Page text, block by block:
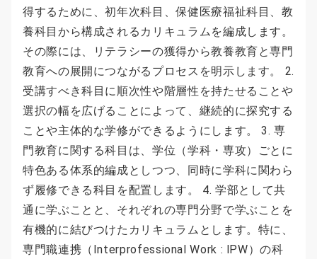
得するために、初年次科目、保健医療福祉科目、教
養科目から構成されるカリキュラムを編成します。
その際には、リテラシーの獲得から教養教育と専門
教育への展開につながるプロセスを明示します。 2.
受講すべき科目に順次性や階層性を持たせることや
選択の幅を広げることによって、継続的に探究する
ことや主体的な学修ができるようにします。 3. 専
門教育に関する科目は、学位（学科・専攻）ごとに
特色ある体系的編成としつつ、同時に学科に関わら
ず履修できる科目を配置します。 4. 学部として共
通に学ぶことと、それぞれの専門分野で学ぶことを
有機的に結びつけたカリキュラムとします。特に、
専門職連携（Interprofessional Work : lPW）の科